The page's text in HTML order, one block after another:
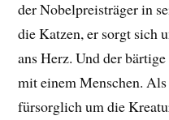
der Nobelpreisträger in
die Katzen, er sorgt sich
ans Herz. Und der
mit einem Menschen.
fürsorglich um die